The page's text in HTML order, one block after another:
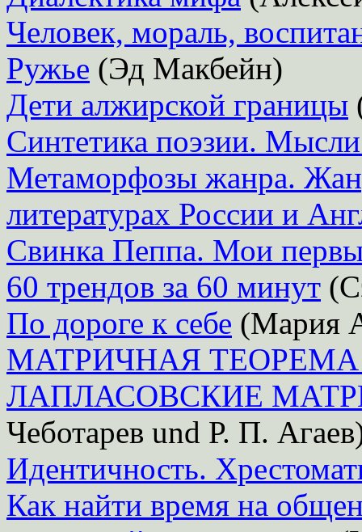
Человек, мораль,
Ружье (Эд Макбейн)
Дети алжирской границы
Синтетика поэзии.
Метаморфозы жанра.
литературах России и
Свинка Пеппа. Мои
60 трендов за 60 минут
По дороге к себе (Мария
МАТРИЧНАЯ
ЛАПЛАСОВСКИЕ
Чеботарев und Р. П.
Идентичность.
Как найти время на